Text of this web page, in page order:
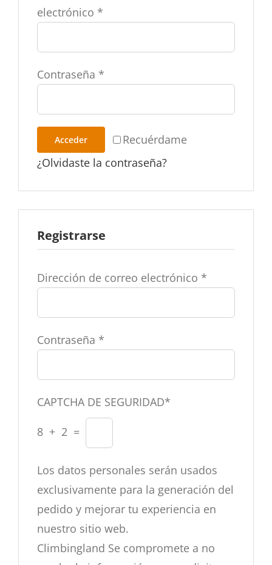
electrónico *
Contraseña *
Recuérdame
Acceder
¿Olvidaste la contraseña?
Registrarse
Dirección de correo electrónico *
Contraseña *
CAPTCHA DE SEGURIDAD*
8 + 2 =
Los datos personales serán usados
exclusivamente para la generación del
pedido y mejorar tu experiencia en
nuestro sitio web.
Climbingland Se compromete a no